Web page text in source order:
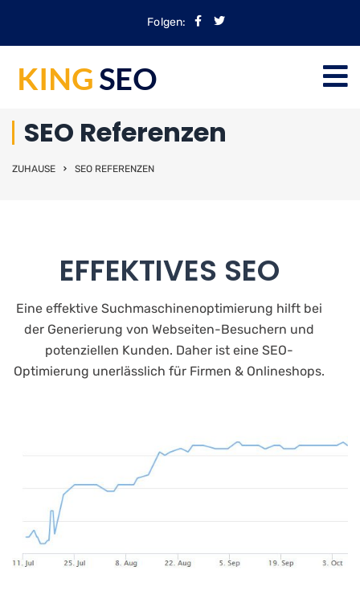
Folgen:
SEO Referenzen
ZUHAUSE SEO REFERENZEN
EFFEKTIVES SEO
Eine effektive Suchmaschinenoptimierung hilft bei
der Generierung von Webseiten-Besuchern und
potenziellen Kunden. Daher ist eine SEO-
Optimierung unerlässlich für Firmen & Onlineshops.